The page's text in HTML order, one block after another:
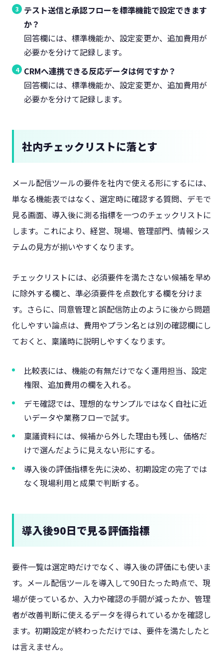
テスト送信と承認フローを標準機能で設定できます
か？
回答欄には、標準機能か、設定変更か、追加費用が
必要かを分けて記録します。
CRMへ連携できる反応データは何ですか？
回答欄には、標準機能か、設定変更か、追加費用が
必要かを分けて記録します。
社内チェックリストに落とす
メール配信ツールの要件を社内で使える形にするには、
単なる機能表ではなく、選定時に確認する質問、デモで
見る画面、導入後に測る指標を一つのチェックリストに
します。これにより、経営、現場、管理部門、情報シス
テムの見方が揃いやすくなります。
チェックリストには、必須要件を満たさない候補を早め
に除外する欄と、準必須要件を点数化する欄を分けま
す。さらに、同意管理と誤配信防止のように後から問題
化しやすい論点は、費用やプラン名とは別の確認欄にし
ておくと、稟議時に説明しやすくなります。
比較表には、機能の有無だけでなく運用担当、設定
権限、追加費用の欄を入れる。
デモ確認では、理想的なサンプルではなく自社に近
いデータや業務フローで試す。
稟議資料には、候補から外した理由も残し、価格だ
けで選んだように見えない形にする。
導入後の評価指標を先に決め、初期設定の完了では
なく現場利用と成果で判断する。
導入後90日で見る評価指標
要件一覧は選定時だけでなく、導入後の評価にも使いま
す。メール配信ツールを導入して90日たった時点で、現
場が使っているか、入力や確認の手間が減ったか、管理
者が改善判断に使えるデータを得られているかを確認し
ます。初期設定が終わっただけでは、要件を満たしたと
は言えません。